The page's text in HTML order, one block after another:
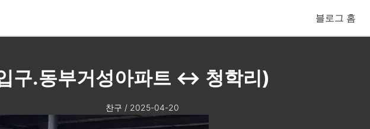
블로그 홈
구.동부거성아파트 ↔ 청학리)
찬구 / 2025-04-20